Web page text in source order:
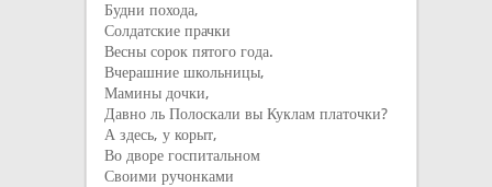
Будни похода,
Солдатские прачки
Весны сорок пятого года.
Вчерашние школьницы,
Мамины дочки,
Давно ль Полоскали вы Куклам платочки?
А здесь, у корыт,
Во дворе госпитальном
Своими ручонками